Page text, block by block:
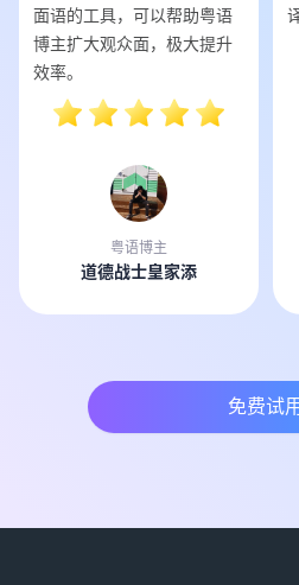
面语的工具，可以帮助粤语
博主扩大观众面，极大提升
效率。
粤语博主
道德战士皇家添
免费试